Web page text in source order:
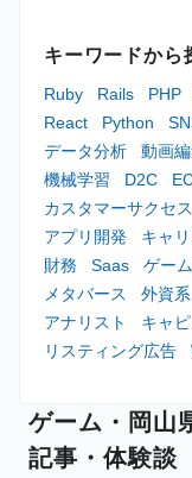
キーワードから
Ruby Rails PHP
React
Python
データ分析
動画
機械学習
D2C
カスタマーサクセス
アプリ開発
キャ
財務
Saas ゲー
メタバース
外資系
アナリスト
キャ
リスティング広告
ゲーム・岡山
記事・体験談